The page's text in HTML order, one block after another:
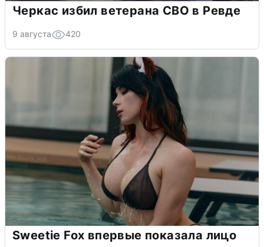
Черкас избил ветерана СВО в Ревде
9 августа 420
Sweetie Fox впервые показала лицо